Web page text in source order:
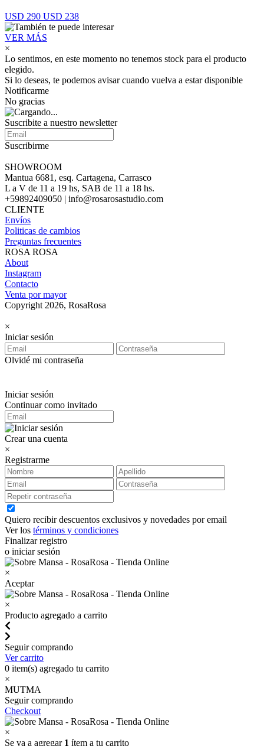
USD 290 USD 238
VER MÁS
×
Lo sentimos, en este momento no tenemos stock para el producto
elegido.
Si lo deseas, te podemos avisar cuando vuelva a estar disponible
Notificarme
No gracias
Suscribite a nuestro newsletter
Suscribirme
SHOWROOM
Mantua 6681, esq. Cartagena, Carrasco
L a V de 11 a 19 hs, SAB de 11 a 18 hs.
+59892409050 | info@rosarosastudio.com
CLIENTE
Envíos
Politicas de cambios
Preguntas frecuentes
ROSA ROSA
About
Instagram
Contacto
Venta por mayor
Copyright 2026, RosaRosa
×
Iniciar sesión
Olvidé mi contraseña
Iniciar sesión
Continuar como invitado
Crear una cuenta
×
Registrarme
Quiero recibir descuentos exclusivos y novedades por email
Ver los términos y condiciones
Finalizar registro
o iniciar sesión
×
Aceptar
×
Producto agregado a carrito
Seguir comprando
Ver carrito
0 item(s) agregado tu carrito
×
MUTMA
Seguir comprando
Checkout
×
Se va a agregar 1 ítem a tu carrito